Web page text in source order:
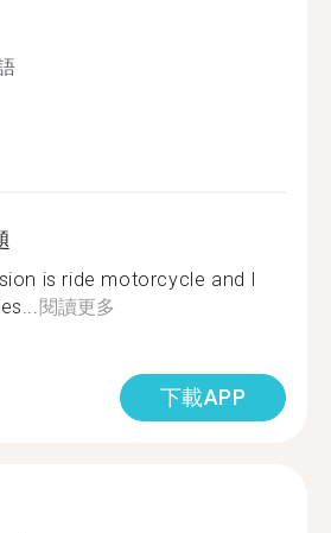
is ride motorcycle and I
閱讀更多
下載APP